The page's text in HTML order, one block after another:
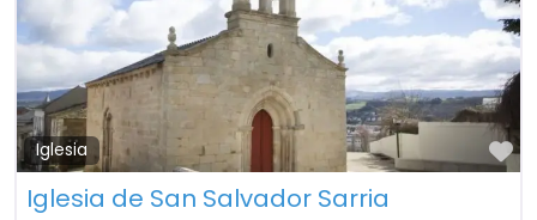
Iglesia
Iglesia de San Salvador Sarria